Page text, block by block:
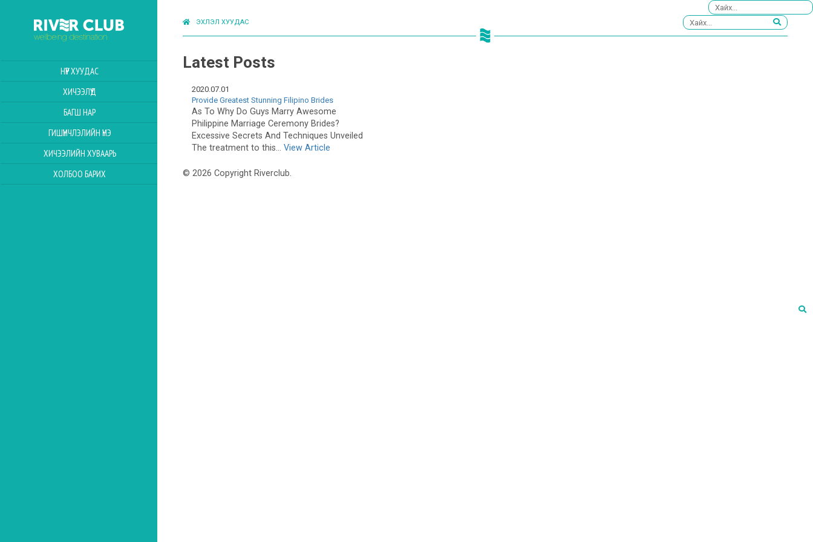
НҮҮР ХУУДАС
ХИЧЭЭЛҮҮД
БАГШ НАР
ГИШҮҮНЧЛЭЛИЙН ҮНЭ
ХИЧЭЭЛИЙН ХУВААРЬ
ХОЛБОО БАРИХ
ЭХЛЭЛ ХУУДАС
Latest Posts
2020.07.01
Provide Greatest Stunning Filipino Brides
As To Why Do Guys Marry Awesome
Philippine Marriage Ceremony Brides?
Excessive Secrets And Techniques Unveiled
The treatment to this... View Article
© 2026 Copyright Riverclub.